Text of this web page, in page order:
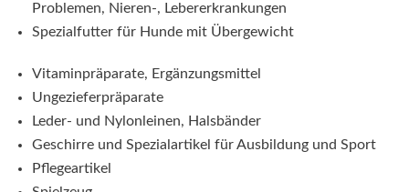
Problemen, Nieren-, Lebererkrankungen
Spezialfutter für Hunde mit Übergewicht
Vitaminpräparate, Ergänzungsmittel
Ungezieferpräparate
Leder- und Nylonleinen, Halsbänder
Geschirre und Spezialartikel für Ausbildung und Sport
Pflegeartikel